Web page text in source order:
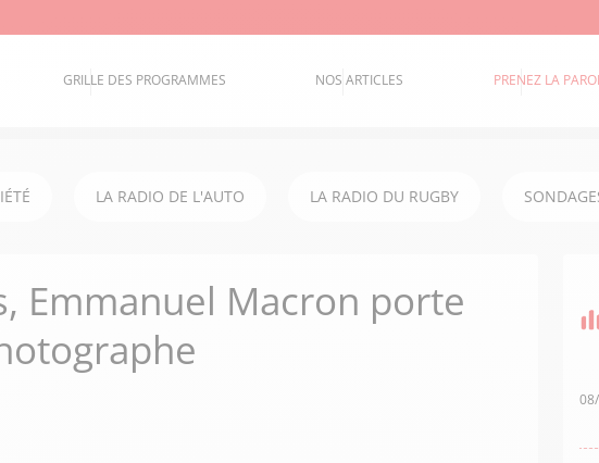
GRILLE DES PROGRAMMES NOS ARTICLES PRENEZ LA
LA RADIO DE L'AUTO LA RADIO DU RUGBY
Emmanuel Macron porte